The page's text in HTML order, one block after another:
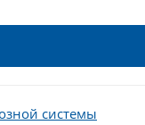
системы